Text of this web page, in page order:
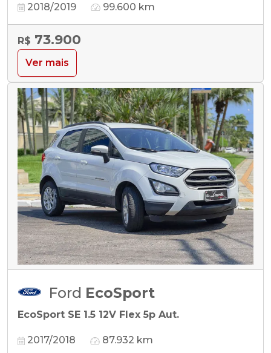
2018/2019 99.600 km
R$ 73.900
Ver mais
Ford EcoSport
EcoSport SE 1.5 12V Flex 5p Aut.
2017/2018 87.932 km